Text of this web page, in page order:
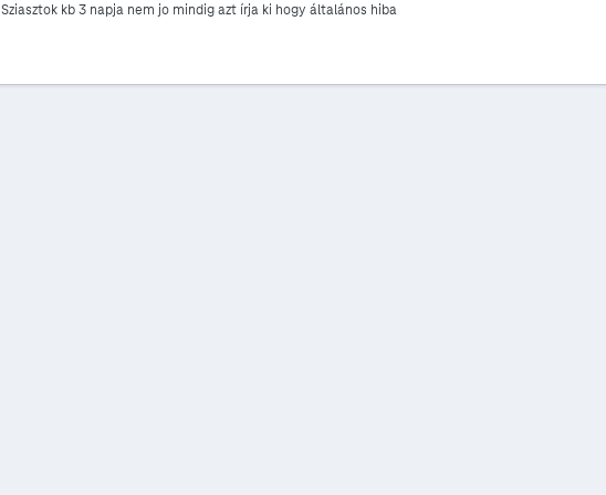
Sziasztok kb 3 napja nem jo mindig azt írja ki hogy általános hiba